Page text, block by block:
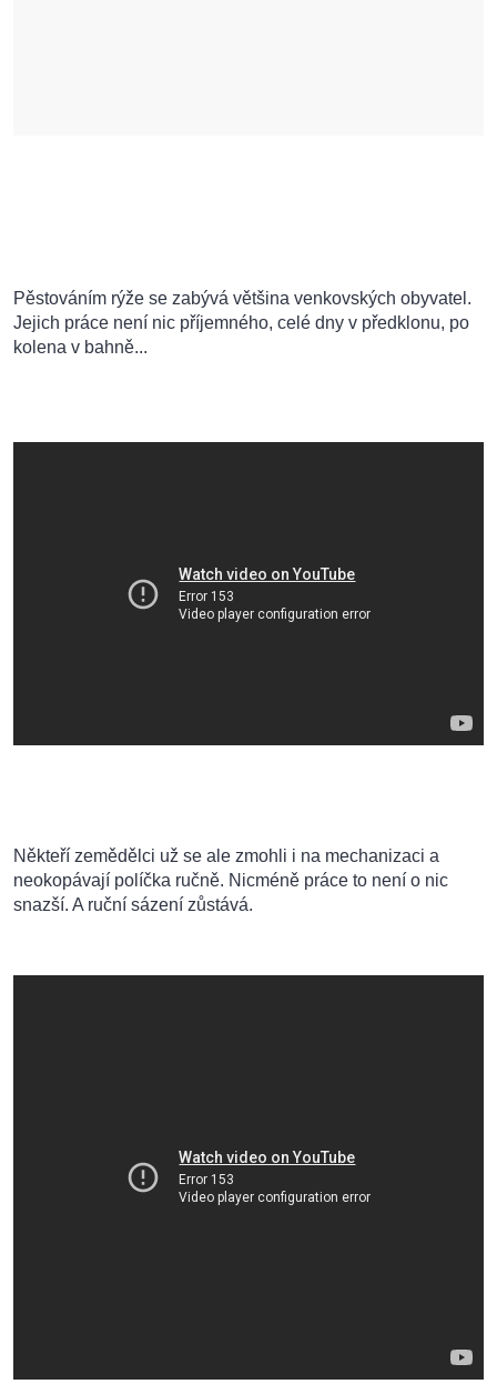
Pěstováním rýže se zabývá většina venkovských obyvatel.
Jejich práce není nic příjemného, celé dny v předklonu, po
kolena v bahně...
Někteří zemědělci už se ale zmohli i na mechanizaci a
neokopávají políčka ručně. Nicméně práce to není o nic
snazší. A ruční sázení zůstává.